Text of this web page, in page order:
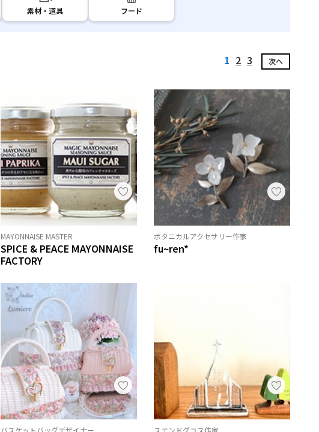
素材・道具 フード
1 2 3 次へ
MAYONNAISE MASTER
SPICE & PEACE MAYONNAISE
FACTORY
ボタニカルアクセサリー作家
fu~ren*